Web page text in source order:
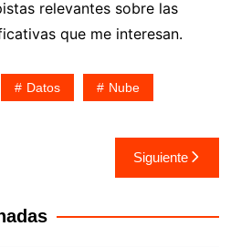
relevantes sobre las
que me interesan.
Datos Nube
Siguiente